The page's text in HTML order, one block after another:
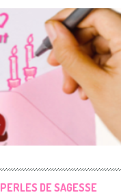
PERLES DE SAGESSE